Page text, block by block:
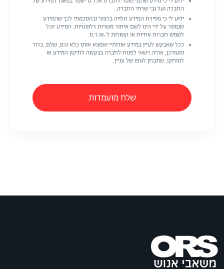
החברה ועל גבי שרתי החברה.
ידוע לי כי מסירת המידע תלויה ברצוני ובהסכמתי לכך שהמידע
שנמסר על ידי הינו לשם איתור משרות רלוונטיות. המידע יוכל
לשמש חברות אחיות או קשורות ל-או.ר.ס.
ככל שאבקש לעיין במידע אודותיי ואמצא אותו כלא נכון, שלם, ברור
ומעודכן, אהיה רשאי לפנות לחברה בבקשה לתיקון המידע או
למוחקו, שתבחן לגופו של עניין.
שלח מועמדות